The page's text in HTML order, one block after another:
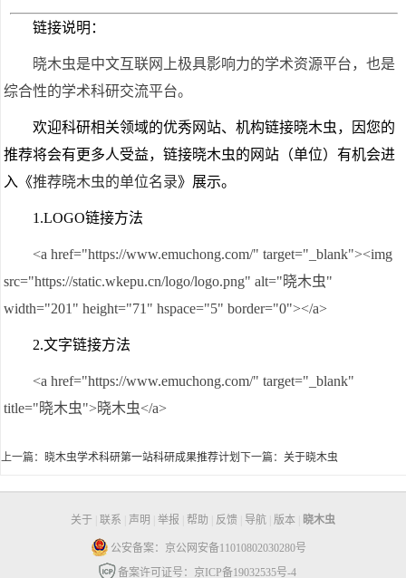
链接说明：
晓木虫是中文互联网上极具影响力的学术资源平台，也是
综合性的学术科研交流平台。
欢迎科研相关领域的优秀网站、机构链接晓木虫，因您的
推荐将会有更多人受益，链接晓木虫的网站（单位）有机会进
入《推荐晓木虫的单位名录》展示。
1.LOGO链接方法
<a href="https://www.emuchong.com/" target="_blank"><img
src="https://static.wkepu.cn/logo/logo.png" alt="晓木虫"
width="201" height="71" hspace="5" border="0"></a>
2.文字链接方法
<a href="https://www.emuchong.com/" target="_blank"
title="晓木虫">晓木虫</a>
上一篇： 晓木虫学术科研第一站科研成果推荐计划 下一篇： 关于晓木虫
关于 联系 声明 举报 帮助 反馈 导航 版本 晓木虫
公安备案：京公网安备11010802030280号
备案许可证号：京ICP备19032535号-4